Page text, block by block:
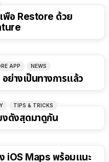
พื่อ Restore ด้วย
APP NEWS
างเป็นทางการแล้ว
TIPS & TRICKS
งดังสุดมาดูกัน
iOS Maps พร้อมแนะ